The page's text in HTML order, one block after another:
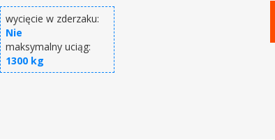
wycięcie w zderzaku:
Nie
maksymalny uciąg:
1300 kg